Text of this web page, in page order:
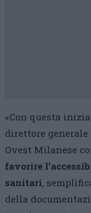
«Con questa
direttore generale
Ovest Milanese
favorire
sanitari,
della